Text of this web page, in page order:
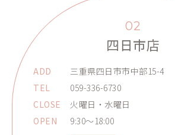
02
四日市店
ADD
三重県四日市市中部15-4
TEL
059-336-6730
CLOSE
火曜日・水曜日
OPEN
9:30～18:00